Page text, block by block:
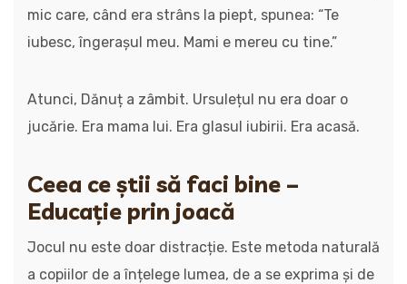
mic care, când era strâns la piept, spunea: “Te
iubesc, îngerașul meu. Mami e mereu cu tine.”
Atunci, Dănuț a zâmbit. Ursulețul nu era doar o
jucărie. Era mama lui. Era glasul iubirii. Era acasă.
Ceea ce știi să faci bine –
Educație prin joacă
Jocul nu este doar distracție. Este metoda naturală
a copiilor de a înțelege lumea, de a se exprima și de